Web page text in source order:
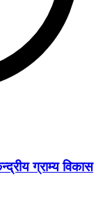
ग्राम्य विकास